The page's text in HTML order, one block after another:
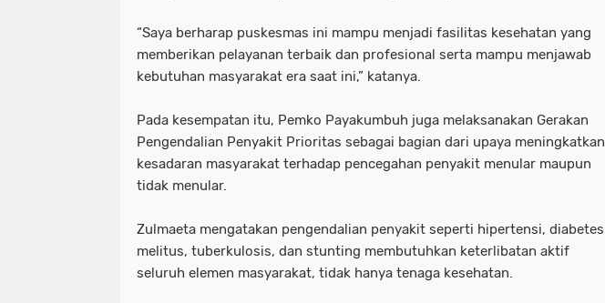
“Saya berharap puskesmas ini mampu menjadi fasilitas kesehatan yang
memberikan pelayanan terbaik dan profesional serta mampu menjawab
kebutuhan masyarakat era saat ini,” katanya.
Pada kesempatan itu, Pemko Payakumbuh juga melaksanakan Gerakan
Pengendalian Penyakit Prioritas sebagai bagian dari upaya meningkatkan
kesadaran masyarakat terhadap pencegahan penyakit menular maupun
tidak menular.
Zulmaeta mengatakan pengendalian penyakit seperti hipertensi, diabetes
melitus, tuberkulosis, dan stunting membutuhkan keterlibatan aktif
seluruh elemen masyarakat, tidak hanya tenaga kesehatan.